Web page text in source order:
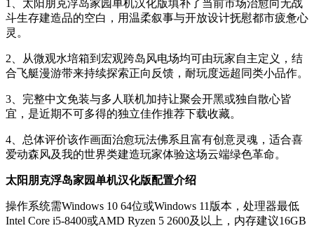
1、太阳朋克浮岛家园单机汉化版填补了当前市场治愈向无战
斗生存建造品的空白，用温柔叙事与开放设计抚慰都市疲惫心
灵。
2、从微观水培箱到宏观跨岛风电场均可由玩家自主定义，结
合飞艇漫游带来持续探索正向反馈，耐玩度远超同类小品作。
3、完整中文免装与多人联机加持让聚会开黑或独自散心皆
宜，是近期不可多得的独立佳作推荐下载收藏。
4、总体评价该作画面治愈玩法佛系且富有创意灵魂，适合喜
爱动森风及我的世界类建造玩家体验这场云端绿色革命。
太阳朋克浮岛家园单机汉化版配置介绍
操作系统需Windows 10 64位或Windows 11版本，处理器最低
Intel Core i5-8400或AMD Ryzen 5 2600及以上，内存建议16GB